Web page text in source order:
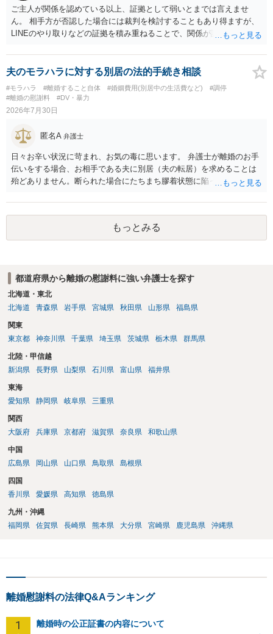
ご主人が関係を認めている以上、証拠として弱いとまでは言えませ
ん。 相手方が否認した場合には裁判を検討することもあり得ますが、
LINEのやり取りなどの証拠を積み重ねることで、関係が認定される余
個別の事情によりますので、お早めに弁護士に相談されることをおす
すめします。
夫のモラハラに対する別居の法的手続き相談
#モラハラ #離婚すること自体 #婚姻費用(別居中の生活費など)
#調停
#離婚の慰謝料
#DV・暴力
2026年7月30日
匿名A 弁護士
日々お辛い状況に苛まれ、お気の毒に思います。 弁護士が離婚のお手
伝いをする場合、お相手である夫に別居（夫の転居）を求めることは
殆どありません。断られた場合にたちまち膠着状態に陥ってしまうの
高いためです。 実務的には、ご相談者さまが転居する形で離婚協議等
を進める選択を採らざるを得ないことが圧倒的多数です。
もっとみる
都道府県から離婚の慰謝料に強い弁護士を探す
北海道・東北
北海道
青森県 岩手県 宮城県 秋田県 山形県 福島県
関東
東京都
神奈川県 千葉県 埼玉県 茨城県 栃木県 群馬県
北陸・甲信越
新潟県
長野県 山梨県 石川県 富山県 福井県
東海
愛知県
静岡県 岐阜県 三重県
関西
大阪府
兵庫県 京都府 滋賀県 奈良県 和歌山県
中国
広島県
岡山県 山口県 鳥取県 島根県
四国
香川県
愛媛県 高知県 徳島県
九州・沖縄
福岡県
佐賀県 長崎県 熊本県 大分県 宮崎県 鹿児島県 沖縄県
離婚慰謝料の法律Q&Aランキング
1 離婚時の公正証書の内容について